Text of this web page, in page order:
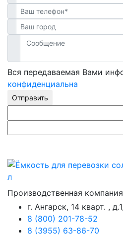
Вся передаваемая Вами
конфиденциальна
Отправить
Производственная
г. Ангарск, 14 кварт. ,
8 (800) 201-78-52
8 (3955) 63-86-70